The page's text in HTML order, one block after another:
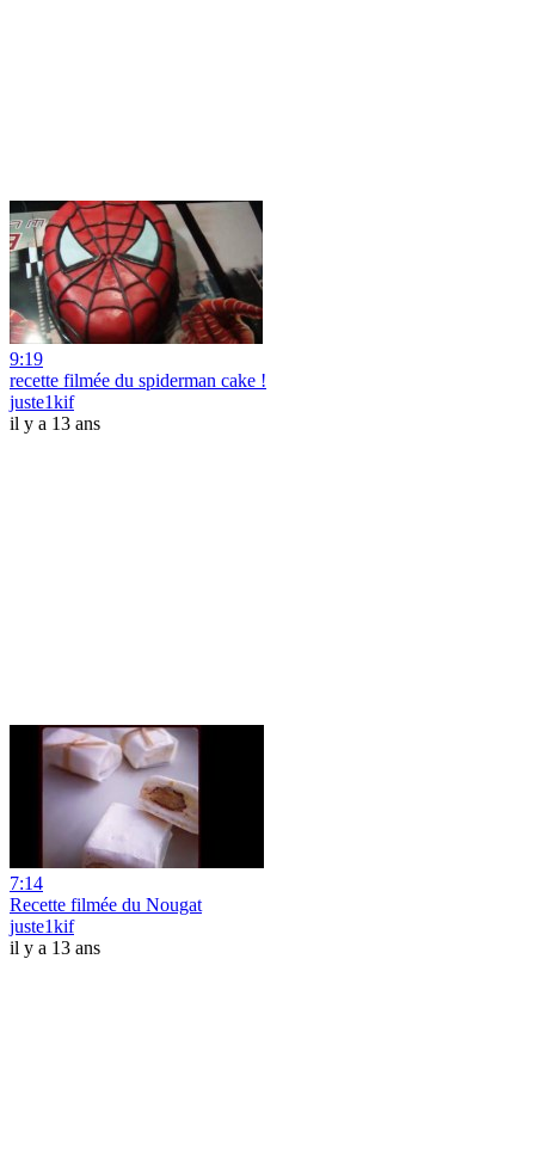
9:19
recette filmée du spiderman cake !
juste1kif
il y a 13 ans
7:14
Recette filmée du Nougat
juste1kif
il y a 13 ans